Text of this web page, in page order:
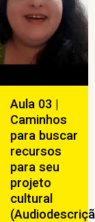
Aula 03 |
Caminhos
para buscar
recursos
para seu
projeto
cultural